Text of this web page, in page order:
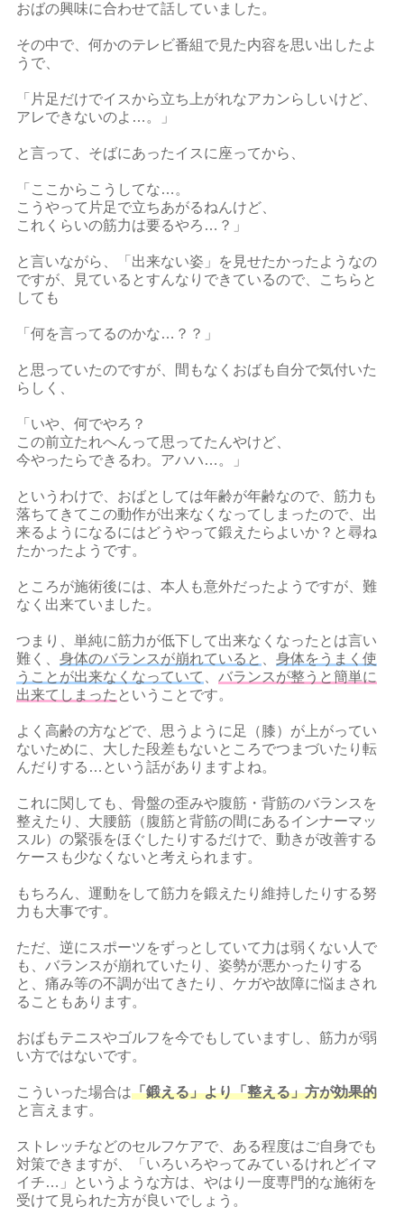
おばの興味に合わせて話していました。
その中で、何かのテレビ番組で見た内容を思い出したよ
うで、
「片足だけでイスから立ち上がれなアカンらしいけど、
アレできないのよ…。」
と言って、そばにあったイスに座ってから、
「ここからこうしてな…。
こうやって片足で立ちあがるねんけど、
これくらいの筋力は要るやろ…？」
と言いながら、「出来ない姿」を見せたかったようなの
ですが、見ているとすんなりできているので、こちらと
しても
「何を言ってるのかな…？？」
と思っていたのですが、間もなくおばも自分で気付いた
らしく、
「いや、何でやろ？
この前立たれへんって思ってたんやけど、
今やったらできるわ。アハハ…。」
というわけで、おばとしては年齢が年齢なので、筋力も
落ちてきてこの動作が出来なくなってしまったので、出
来るようになるにはどうやって鍛えたらよいか？と尋ね
たかったようです。
ところが施術後には、本人も意外だったようですが、難
なく出来ていました。
つまり、単純に筋力が低下して出来なくなったとは言い
難く、身体のバランスが崩れていると 、身体をうまく使
うことが出来なくなっていて
、バランスが整うと簡単に
出来てしまった ということです。
よく高齢の方などで、思うように足（膝）が上がってい
ないために、大した段差もないところでつまづいたり転
んだりする…という話がありますよね。
これに関しても、骨盤の歪みや腹筋・背筋のバランスを
整えたり、大腰筋（腹筋と背筋の間にあるインナーマッ
スル）の緊張をほぐしたりするだけで、動きが改善する
ケースも少なくないと考えられます。
もちろん、運動をして筋力を鍛えたり維持したりする努
力も大事です。
ただ、逆にスポーツをずっとしていて力は弱くない人で
も、バランスが崩れていたり、姿勢が悪かったりする
と、痛み等の不調が出てきたり、ケガや故障に悩まされ
ることもあります。
おばもテニスやゴルフを今でもしていますし、筋力が弱
い方ではないです。
こういった場合は「鍛える」より「整える」方が効果的
と言えます。
ストレッチなどのセルフケアで、ある程度はご自身でも
対策できますが、「いろいろやってみているけれどイマ
イチ…」というような方は、やはり一度専門的な施術を
受けて見られた方が良いでしょう。